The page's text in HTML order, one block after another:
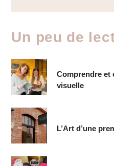
Un peu de
Comprendre
visuelle
L’Art d’une